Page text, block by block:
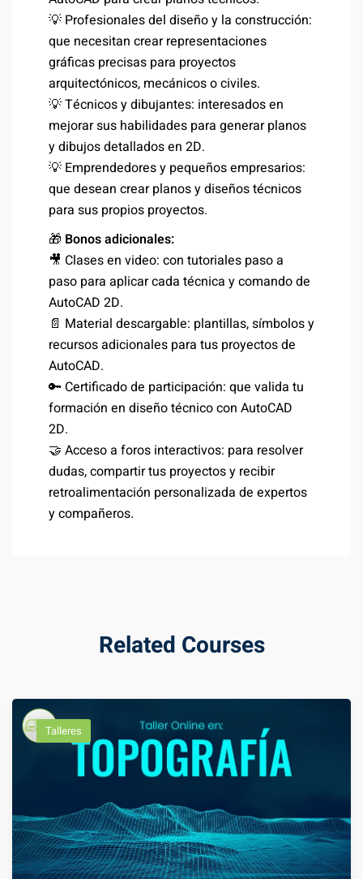
💡 Profesionales del diseño y la construcción:
que necesitan crear representaciones
gráficas precisas para proyectos
arquitectónicos, mecánicos o civiles.
💡 Técnicos y dibujantes: interesados en
mejorar sus habilidades para generar planos
y dibujos detallados en 2D.
💡 Emprendedores y pequeños empresarios:
que desean crear planos y diseños técnicos
para sus propios proyectos.
🎁 Bonos adicionales:
🎥 Clases en video: con tutoriales paso a
paso para aplicar cada técnica y comando de
AutoCAD 2D.
📄 Material descargable: plantillas, símbolos y
recursos adicionales para tus proyectos de
AutoCAD.
🔑 Certificado de participación: que valida tu
formación en diseño técnico con AutoCAD
2D.
🤝 Acceso a foros interactivos: para resolver
dudas, compartir tus proyectos y recibir
retroalimentación personalizada de expertos
y compañeros.
Related Courses
Talleres